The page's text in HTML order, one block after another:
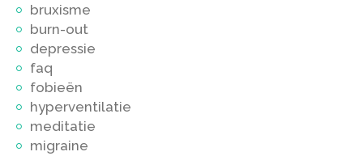
bruxisme
burn-out
depressie
faq
fobieën
hyperventilatie
meditatie
migraine